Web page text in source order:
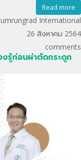
Read more
International
26 สิงหาคม 2564
comments
งรู้ก่อนผ่าตัดกระดูก